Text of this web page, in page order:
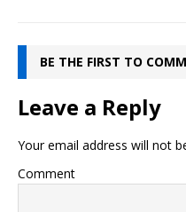
BE THE FIRST TO
Leave a Reply
Your email address will not
Comment